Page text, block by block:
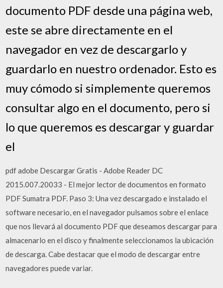
documento PDF desde una página web,
este se abre directamente en el
navegador en vez de descargarlo y
guardarlo en nuestro ordenador. Esto es
muy cómodo si simplemente queremos
consultar algo en el documento, pero si
lo que queremos es descargar y guardar
el
pdf adobe Descargar Gratis - Adobe Reader DC
2015.007.20033 - El mejor lector de documentos en formato
PDF Sumatra PDF. Paso 3: Una vez descargado e instalado el
software necesario, en el navegador pulsamos sobre el enlace
que nos llevará al documento PDF que deseamos descargar para
almacenarlo en el disco y finalmente seleccionamos la ubicación
de descarga. Cabe destacar que el modo de descargar entre
navegadores puede variar.